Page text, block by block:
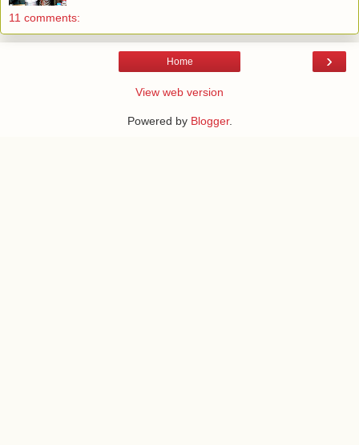
11 comments:
›
Home
View web version
Powered by Blogger.